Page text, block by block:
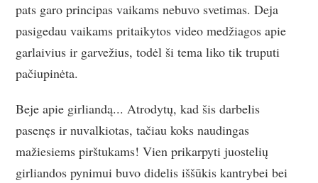
pats garo principas vaikams nebuvo svetimas. Deja
pasigedau vaikams pritaikytos video medžiagos apie
garlaivius ir garvežius, todėl ši tema liko tik truputi
pačiupinėta.
Beje apie girliandą... Atrodytų, kad šis darbelis
pasenęs ir nuvalkiotas, tačiau koks naudingas
mažiesiems pirštukams! Vien prikarpyti juostelių
girliandos pynimui buvo didelis iššūkis kantrybei bei